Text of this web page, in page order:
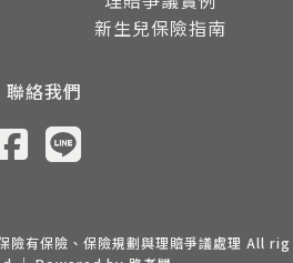
新生兒保險指南
聯絡我們
險有保險、保險規劃與理賠爭議處理 All rig